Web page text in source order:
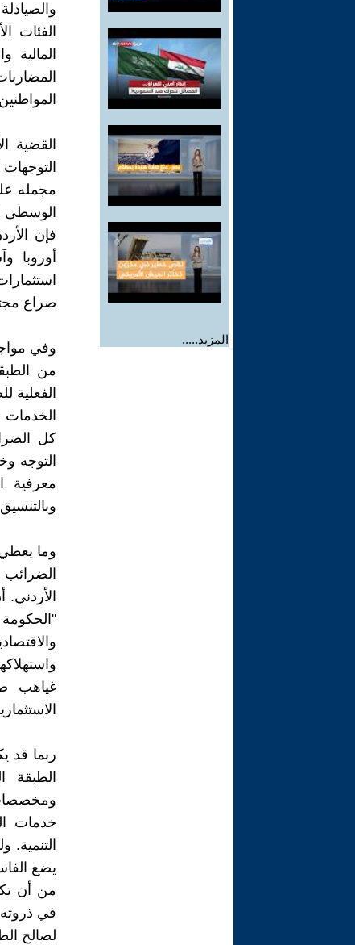
المزيد.....
الفئات
المالية
القضية
مجمله
الوسطى
فإن
أوروبا
صراع
وفي
من
الفعلية
الخدمات
كل
التوجه
معرفية
وما
غياهب
ربما قد
الطبقة
ومخصصات
خدمات
يضع
من أن
في
لصالح